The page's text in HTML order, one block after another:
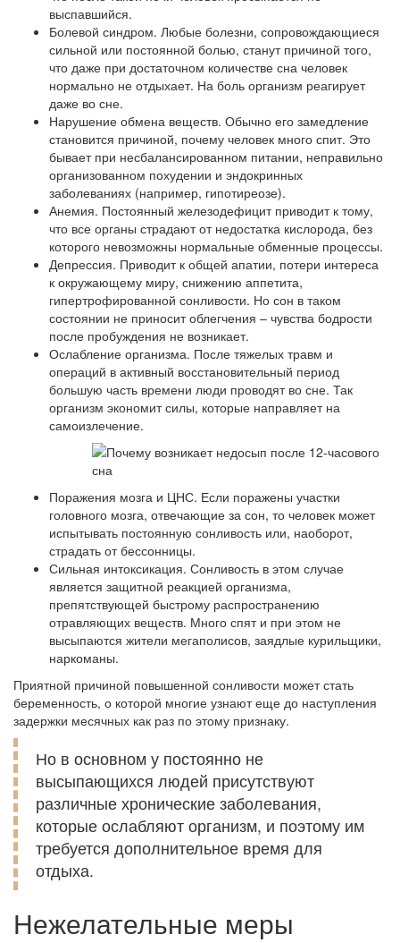
выспавшийся.
Болевой синдром. Любые болезни, сопровождающиеся
сильной или постоянной болью, станут причиной того,
что даже при достаточном количестве сна человек
нормально не отдыхает. На боль организм реагирует
даже во сне.
Нарушение обмена веществ. Обычно его замедление
становится причиной, почему человек много спит. Это
бывает при несбалансированном питании, неправильно
организованном похудении и эндокринных
заболеваниях (например, гипотиреозе).
Анемия. Постоянный железодефицит приводит к тому,
что все органы страдают от недостатка кислорода, без
которого невозможны нормальные обменные процессы.
Депрессия. Приводит к общей апатии, потери интереса
к окружающему миру, снижению аппетита,
гипертрофированной сонливости. Но сон в таком
состоянии не приносит облегчения – чувства бодрости
после пробуждения не возникает.
Ослабление организма. После тяжелых травм и
операций в активный восстановительный период
большую часть времени люди проводят во сне. Так
организм экономит силы, которые направляет на
самоизлечение.
Поражения мозга и ЦНС. Если поражены участки
головного мозга, отвечающие за сон, то человек может
испытывать постоянную сонливость или, наоборот,
страдать от бессонницы.
Сильная интоксикация. Сонливость в этом случае
является защитной реакцией организма,
препятствующей быстрому распространению
отравляющих веществ. Много спят и при этом не
высыпаются жители мегаполисов, заядлые курильщики,
наркоманы.
Приятной причиной повышенной сонливости может стать
беременность, о которой многие узнают еще до наступления
задержки месячных как раз по этому признаку.
Но в основном у постоянно не
высыпающихся людей присутствуют
различные хронические заболевания,
которые ослабляют организм, и поэтому им
требуется дополнительное время для
отдыха.
Нежелательные меры